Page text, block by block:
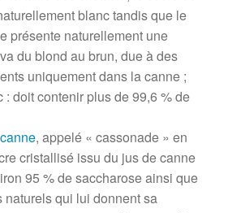
blanc tandis que le
présente naturellement une
du blond au brun, due à des
uniquement dans la canne ;
: doit contenir plus de 99,6 % de
, appelé « cassonade » en
cristallisé issu du jus de canne
95 % de saccharose ainsi que
naturels qui lui donnent sa